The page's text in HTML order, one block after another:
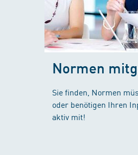
Normen
Sie finden, Normen
oder benötigen Ihren
aktiv mit!